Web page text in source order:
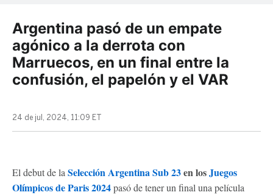
Argentina pasó de un empate
agónico a la derrota con
Marruecos, en un final entre la
confusión, el papelón y el VAR
24 de jul, 2024, 11:09 ET
El debut de la Selección Argentina Sub 23en losJuegos
Olímpicos de Paris 2024pasó de tener un final una película